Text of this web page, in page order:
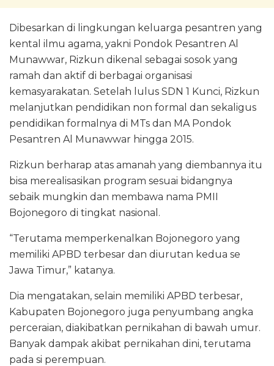
Dibesarkan di lingkungan keluarga pesantren yang
kental ilmu agama, yakni Pondok Pesantren Al
Munawwar, Rizkun dikenal sebagai sosok yang
ramah dan aktif di berbagai organisasi
kemasyarakatan. Setelah lulus SDN 1 Kunci, Rizkun
melanjutkan pendidikan non formal dan sekaligus
pendidikan formalnya di MTs dan MA Pondok
Pesantren Al Munawwar hingga 2015.
Rizkun berharap atas amanah yang diembannya itu
bisa merealisasikan program sesuai bidangnya
sebaik mungkin dan membawa nama PMII
Bojonegoro di tingkat nasional.
“Terutama memperkenalkan Bojonegoro yang
memiliki APBD terbesar dan diurutan kedua se
Jawa Timur,” katanya.
Dia mengatakan, selain memiliki APBD terbesar,
Kabupaten Bojonegoro juga penyumbang angka
perceraian, diakibatkan pernikahan di bawah umur.
Banyak dampak akibat pernikahan dini, terutama
pada si perempuan.